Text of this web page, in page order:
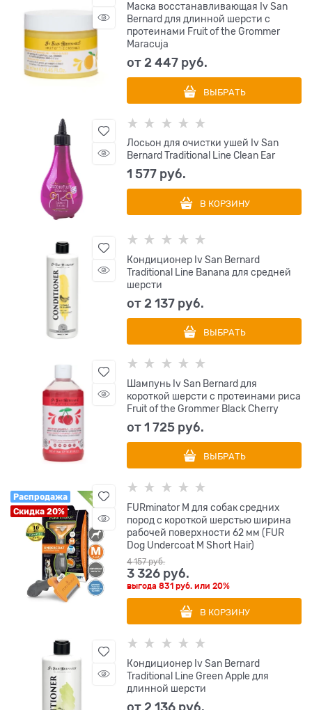
Маска восстанавливающая Iv San
Bernard для длинной шерсти с
протеинами Fruit of the Grommer
Maracuja
от2 447 руб.
ВЫБРАТЬ
Лосьон для очистки ушей Iv San
Bernard Traditional Line Clean Ear
1 577 руб.
В КОРЗИНУ
Кондиционер Iv San Bernard
Traditional Line Banana для средней
шерсти
от2 137 руб.
ВЫБРАТЬ
Шампунь Iv San Bernard для
короткой шерсти с протеинами риса
Fruit of the Grommer Black Cherry
от1 725 руб.
ВЫБРАТЬ
Распродажа
Скидка 20%
FURminator M для собак средних
пород с короткой шерстью ширина
рабочей поверхности 62 мм (FUR
Dog Undercoat M Short Hair)
4 157 руб.
3 326 руб.
выгода831 руб. или20%
В КОРЗИНУ
Кондиционер Iv San Bernard
Traditional Line Green Apple для
длинной шерсти
от 2 136 руб.